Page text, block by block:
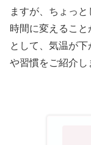
ますが、ちょっ
時間に変えること
として、気温が
や習慣をご紹介し